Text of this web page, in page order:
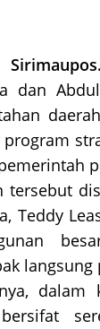
dan
program
tersebut
Teddy
langsung